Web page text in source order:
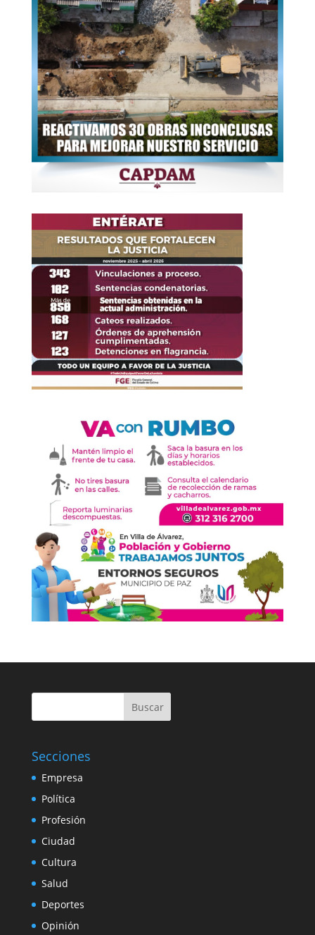
Buscar
Secciones
Empresa
Política
Profesión
Ciudad
Cultura
Salud
Deportes
Opinión